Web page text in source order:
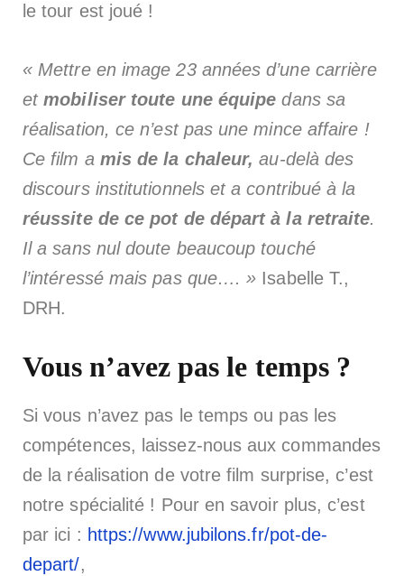
le tour est joué !
« Mettre en image 23 années d’une carrière
etmobiliser toute une équipe dans sa
réalisation, ce n’est pas une mince affaire !
Ce film a mis de la chaleur, au-delà des
discours institutionnels et a contribué à la
réussite de ce pot de départ à la retraite.
Il a sans nul doute beaucoup touché
l’intéressé mais pas que…. » Isabelle T.,
DRH.
Vous n’avez pas le temps ?
Si vous n’avez pas le temps ou pas les
compétences, laissez-nous aux commandes
de la réalisation de votre film surprise, c’est
notre spécialité ! Pour en savoir plus, c’est
par ici : https://www.jubilons.fr/pot-de-
depart/,